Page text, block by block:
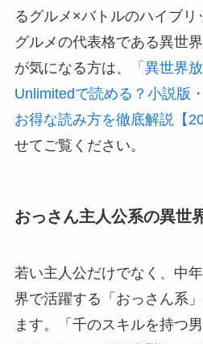
るグルメ×バトルのハイブ
グルメの代表格である異世
が気になる方は、
「異世界
Unlimitedで読める？小説版
お得な読み方を徹底解説【
せてご覧ください。
おっさん主人公系の異世
若い主人公だけでなく、中
界で活躍する「おっさん系
ます。「千のスキルを持つ